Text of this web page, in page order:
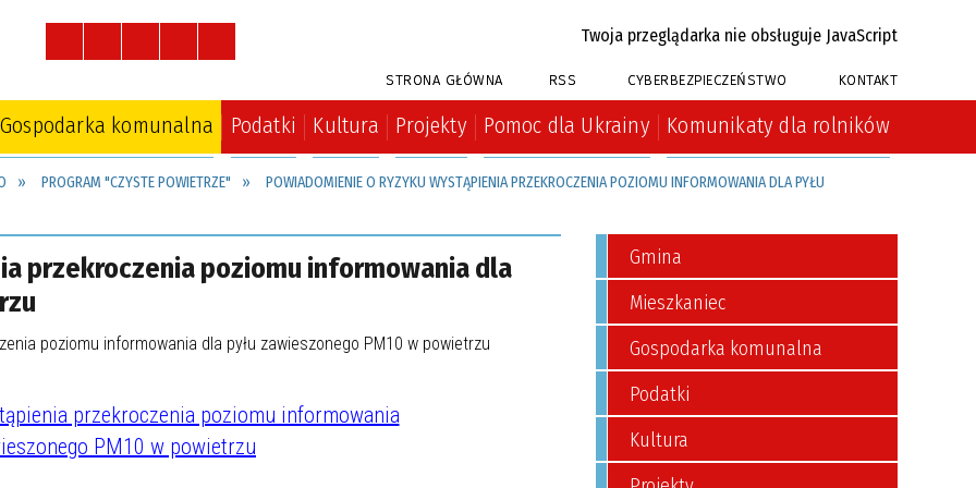
Twoja przeglądarka nie obsługuje JavaScript
STRONA GŁÓWNA RSS CYBERBEZPIECZEŃSTWO KONTAKT
Gospodarka komunalna Podatki Kultura Projekty Pomoc dla Ukrainy Komunikaty dla rolników
PROGRAM "CZYSTE POWIETRZE"
POWIADOMIENIE O RYZYKU WYSTĄPIENIA PRZEKROCZENIA POZIOMU INFORMOWANIA DLA PYŁU
przekroczenia poziomu informowania dla
przekroczenia poziomu informowania
PM10 w powietrzu
Gmina
Mieszkaniec
Gospodarka komunalna
Podatki
Kultura